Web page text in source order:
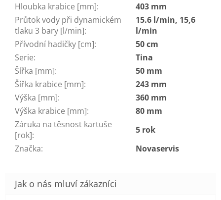
Hloubka krabice [mm]:
403 mm
Průtok vody při dynamickém
tlaku 3 bary [l/min]:
15.6 l/min, 15,6
l/min
Přívodní hadičky [cm]:
50 cm
Serie:
Tina
Šířka [mm]:
50 mm
Šířka krabice [mm]:
243 mm
Výška [mm]:
360 mm
Výška krabice [mm]:
80 mm
Záruka na těsnost kartuše
[rok]:
5 rok
Značka: Novaservis